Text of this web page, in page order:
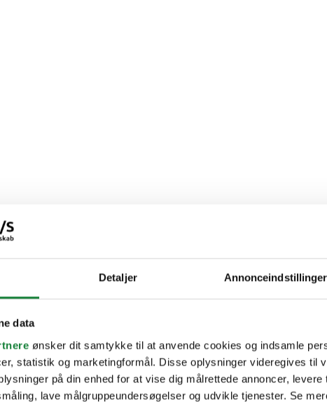
Detaljer Annonceindstillinger
data
ønsker dit samtykke til at anvende cookies og indsamle
statistik og marketingformål. Disse oplysninger videregives til
på din enhed for at vise dig målrettede annoncer,
lave målgruppeundersøgelser og udvikle tjenester. Se